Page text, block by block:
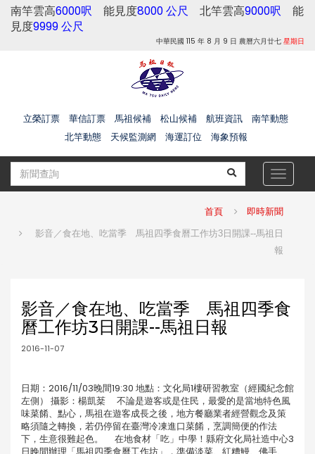
南竿雲高6000呎 能見度8000 公尺 北竿雲高9000呎 能
見度9999 公尺
中華民國 115 年 8 月 9 日 農曆六月廿七 星期日
立榮訂票 華信訂票 馬祖候補 松山候補 航班資訊
南竿動態
北竿動態
天候監測網 海運訂位 海象預報
Toggle
首頁 即時新聞
影音／食在地、吃當季 馬祖四季食曆工作坊3日開課--馬祖日
報
影音／食在地、吃當季 馬祖四季食
曆工作坊3日開課--馬祖日報
2016-11-07
日期：2016/11/03晚間19:30 地點：文化局1樓研習教室（經國紀念館
左側） 攝影：楊凱棻 不論是遊客或是住民，最愛的是當地特色風
味菜餚、點心，馬祖在遊客成長之後，地方餐廳業者經營觀念及策
略須隨之轉換，若仍停留在臺灣冷凍進口菜餚，烹調簡便的作法
下，生意很難起色。 在地食材「吃」中學！縣府文化局社造中心3